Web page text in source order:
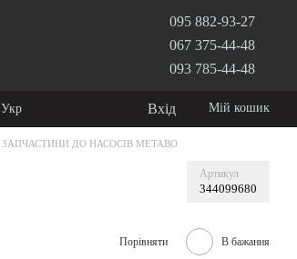
095 882-93-27
067 375-44-48
093 785-44-48
Укр Вхід Мій кошик
ЗАПЧАСТИНИ ДО НАСОСІВ METABO
Артикул
344099680
Порівняти В бажання